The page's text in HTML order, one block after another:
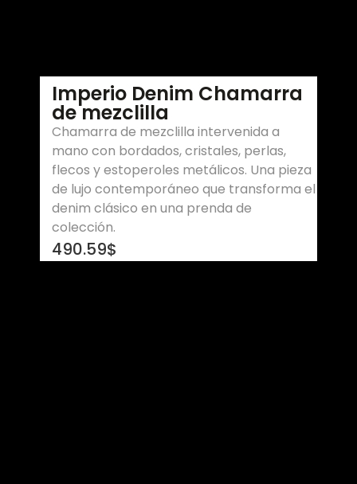
Imperio Denim Chamarra
de mezclilla
Chamarra de mezclilla intervenida a
mano con bordados, cristales, perlas,
flecos y estoperoles metálicos. Una pieza
de lujo contemporáneo que transforma el
denim clásico en una prenda de
colección.
490.59$